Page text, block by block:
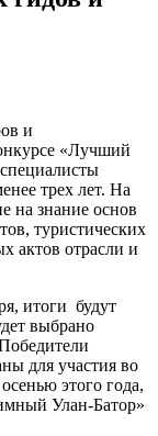
и
«Лучший
трех лет. На
на знание основ
туристических
актов отрасли и
итоги будут
выбрано
для участия во
этого года,
Улан-Батор»